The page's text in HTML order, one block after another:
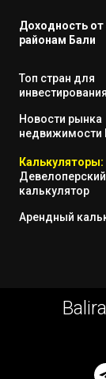
Доходность
районам Бали
Топ стран для
инвестирования
Новости рынка
недвижимости
Калькуляторы:
Девелоперский
калькулятор
Арендный